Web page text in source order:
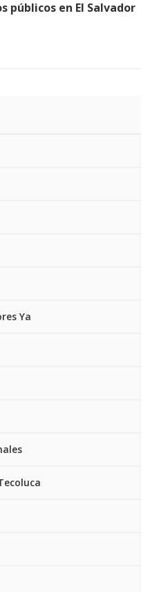
públicos en El Salvador
Ya